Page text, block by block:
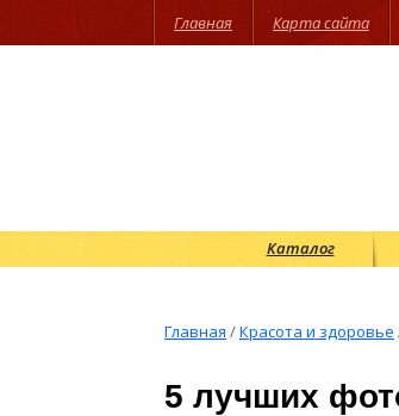
Главная Карта сайта
Каталог
Главная /Красота и здоровье
5 лучших